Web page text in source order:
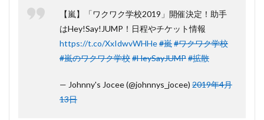
嵐の
ワク
【嵐】「ワクワク学校2019」開催決定！助手
はHey!Say!JUMP！日程やチケット情報
https://t.co/XxIdwvWHHe#嵐#ワクワク学校
#嵐のワクワク学校#HeySayJUMP#拡散
— Johnny's Jocee (@johnnys_jocee) 2019年4月
13日